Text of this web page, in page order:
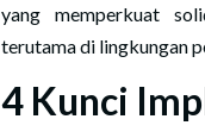
yang memperkuat
terutama di lingkungan
4 Kunci